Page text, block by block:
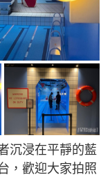
沉浸在平靜的藍
，歡迎大家拍照